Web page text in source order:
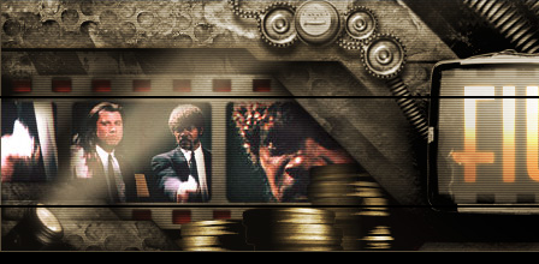
Hyppää pääsisältöön